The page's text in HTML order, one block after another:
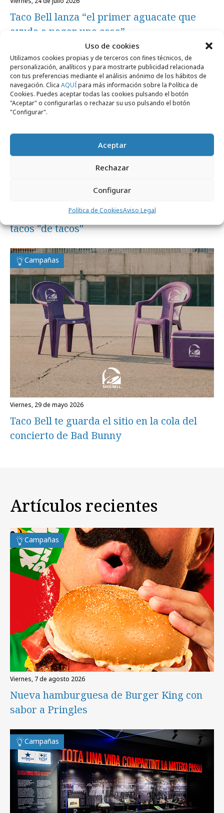
Uso de cookies
Utilizamos cookies propias y de terceros con fines técnicos, de
personalización, analíticos y para mostrarte publicidad relacionada
con tus preferencias mediante el análisis anónimo de los hábitos de
navegación. Clica AQUÍpara más información sobre la Política de
Cookies. Puedes aceptar todas las cookies pulsando el botón
"Aceptar" o configurarlas o rechazar su uso pulsando el botón
"Configurar".
Aceptar
Rechazar
Configurar
Política de CookiesAviso Legal
Taco Bell lanza “el primer aguacate que
ayuda a pagar una casa”
Campañas
Taco Bell crea unas botas de fútbol con
tacos "de tacos"
Campañas
viernes, 29 de mayo 2026
Taco Bell te guarda el sitio en la cola del
concierto de Bad Bunny
Artículos recientes
Campañas
viernes, 7 de agosto 2026
Nueva hamburguesa de Burger King con
sabor a Pringles
Campañas